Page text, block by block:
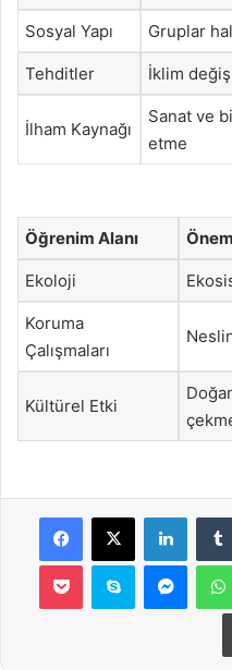
Sosyal Yapı Gruplar
Tehditler İklim
İlham Kaynağı
Sanat ve
etme
Öğrenim Alanı Önem
Ekoloji
Koruma
Çalışmaları
Kültürel Etki
Facebook
X
Pocket Skype